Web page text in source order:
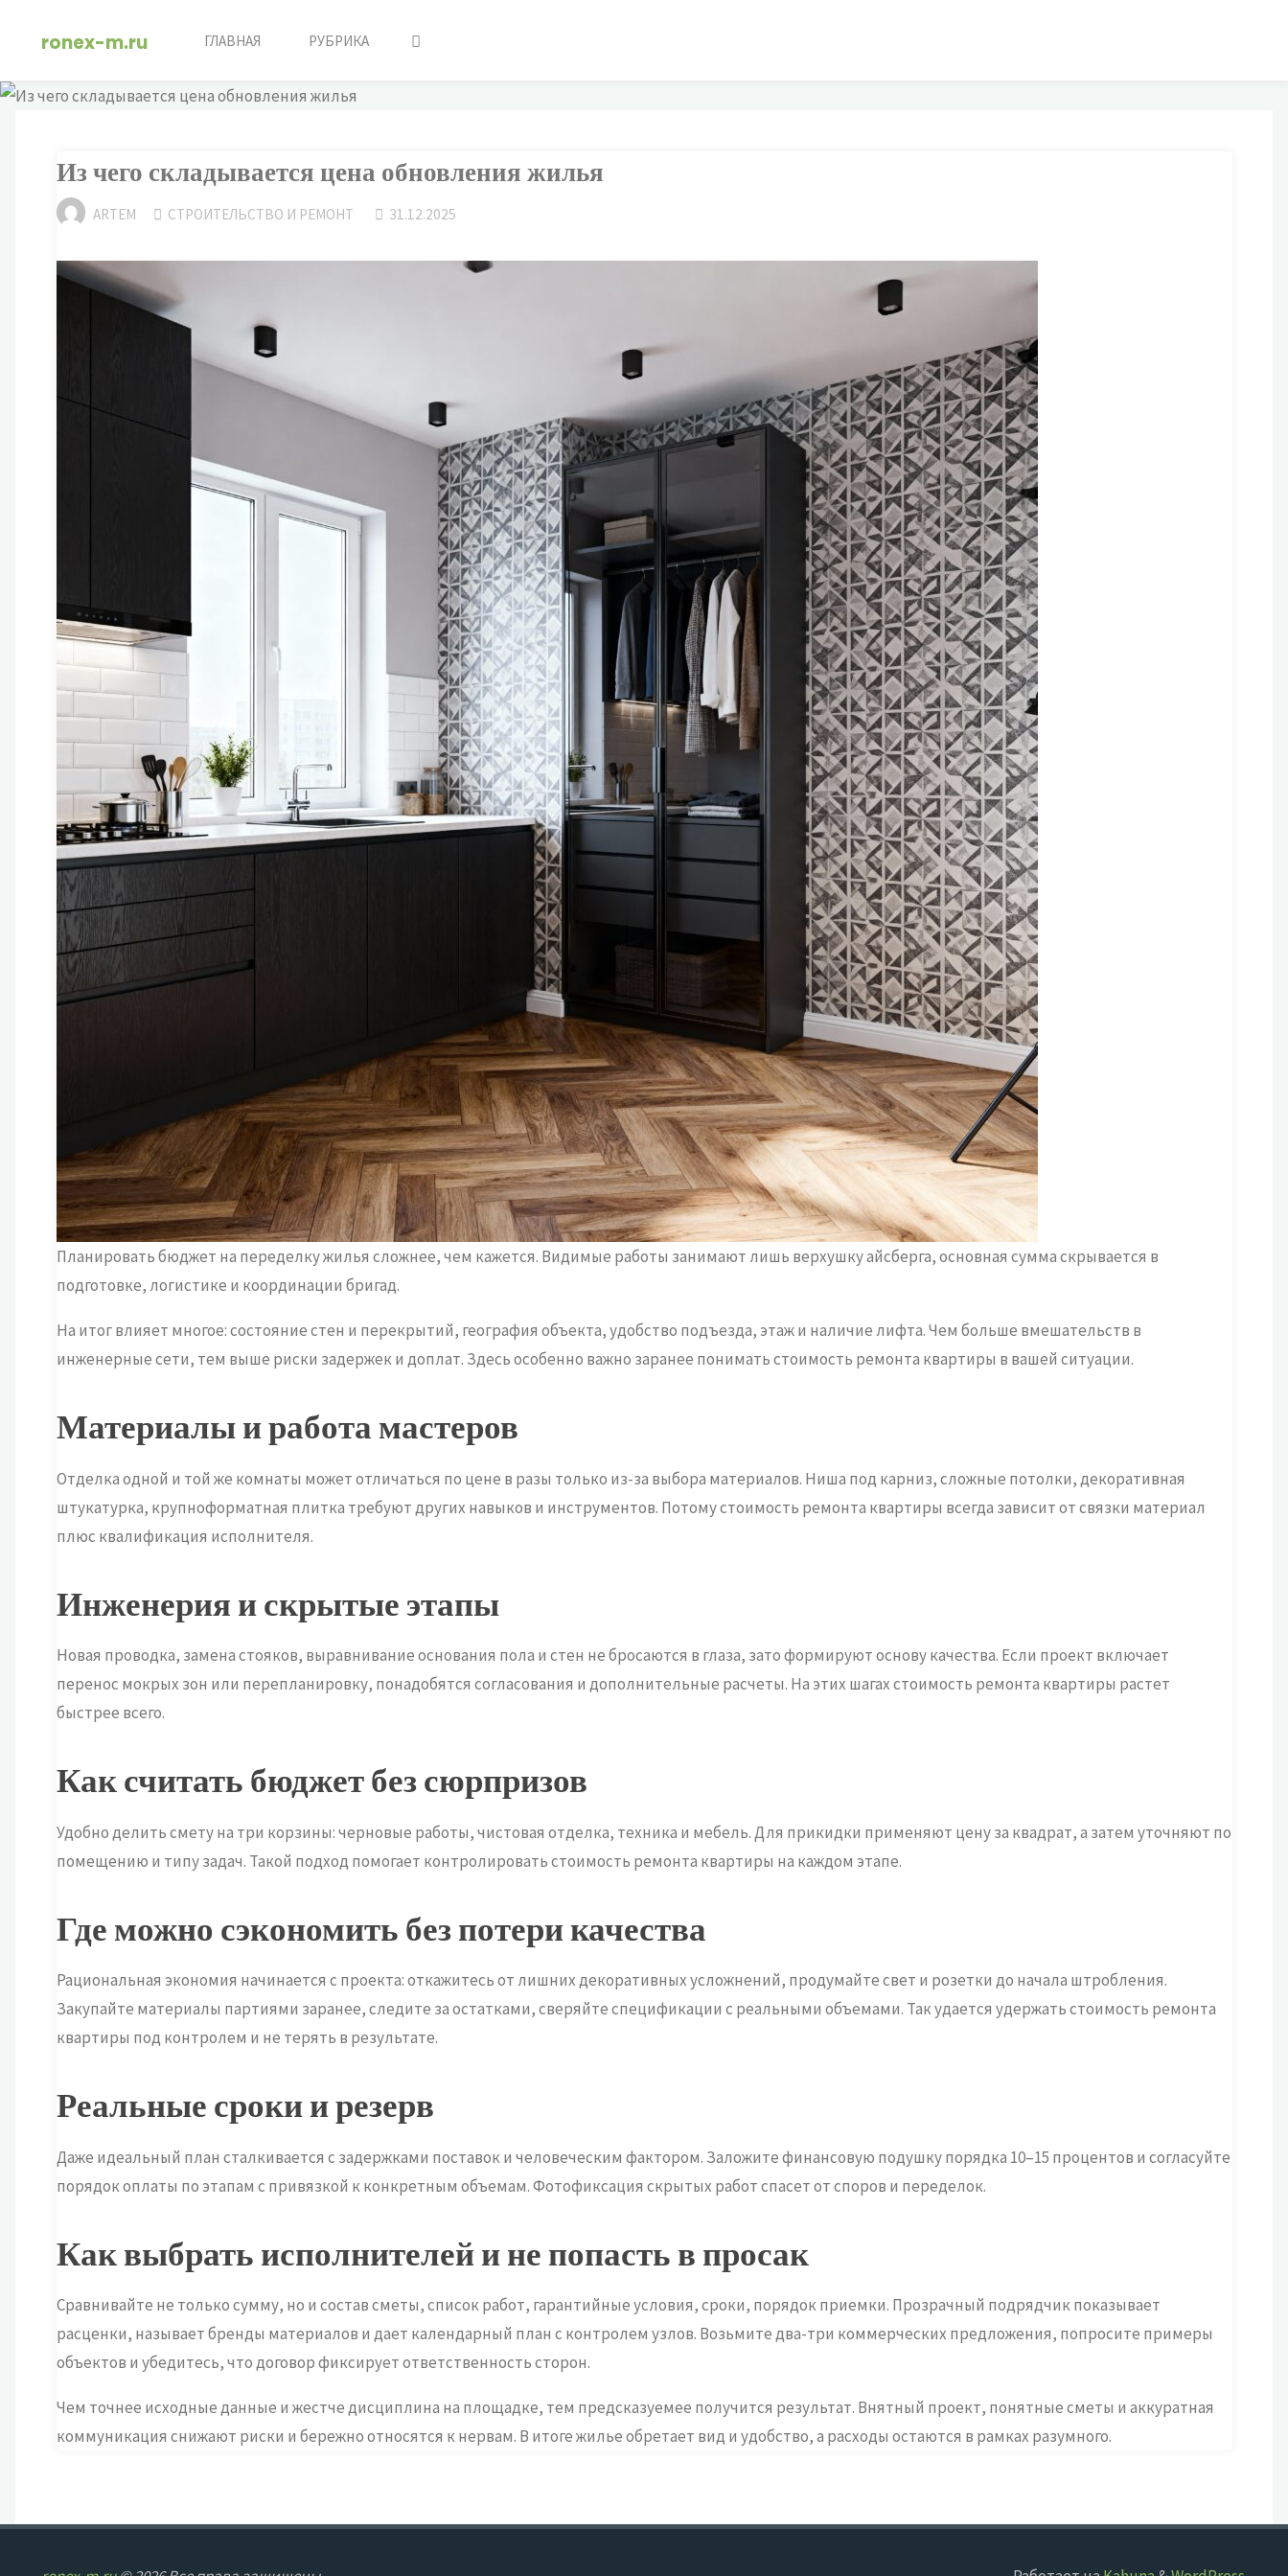
ronex-m.ru ГЛАВНАЯ РУБРИКА
Из чего складывается цена обновления жилья
ARTEM СТРОИТЕЛЬСТВО И РЕМОНТ 31.12.2025
Планировать бюджет на переделку жилья сложнее, чем кажется. Видимые работы занимают лишь верхушку айсберга, основная сумма скрывается в
подготовке, логистике и координации бригад.
На итог влияет многое: состояние стен и перекрытий, география объекта, удобство подъезда, этаж и наличие лифта. Чем больше вмешательств в
инженерные сети, тем выше риски задержек и доплат. Здесь особенно важно заранее понимать стоимость ремонта квартиры в вашей ситуации.
Материалы и работа мастеров
Отделка одной и той же комнаты может отличаться по цене в разы только из-за выбора материалов. Ниша под карниз, сложные потолки, декоративная
штукатурка, крупноформатная плитка требуют других навыков и инструментов. Потому стоимость ремонта квартиры всегда зависит от связки материал
плюс квалификация исполнителя.
Инженерия и скрытые этапы
Новая проводка, замена стояков, выравнивание основания пола и стен не бросаются в глаза, зато формируют основу качества. Если проект включает
перенос мокрых зон или перепланировку, понадобятся согласования и дополнительные расчеты. На этих шагах стоимость ремонта квартиры растет
быстрее всего.
Как считать бюджет без сюрпризов
Удобно делить смету на три корзины: черновые работы, чистовая отделка, техника и мебель. Для прикидки применяют цену за квадрат, а затем уточняют по
помещению и типу задач. Такой подход помогает контролировать стоимость ремонта квартиры на каждом этапе.
Где можно сэкономить без потери качества
Рациональная экономия начинается с проекта: откажитесь от лишних декоративных усложнений, продумайте свет и розетки до начала штробления.
Закупайте материалы партиями заранее, следите за остатками, сверяйте спецификации с реальными объемами. Так удается удержать стоимость ремонта
квартиры под контролем и не терять в результате.
Реальные сроки и резерв
Даже идеальный план сталкивается с задержками поставок и человеческим фактором. Заложите финансовую подушку порядка 10–15 процентов и согласуйте
порядок оплаты по этапам с привязкой к конкретным объемам. Фотофиксация скрытых работ спасет от споров и переделок.
Как выбрать исполнителей и не попасть в просак
Сравнивайте не только сумму, но и состав сметы, список работ, гарантийные условия, сроки, порядок приемки. Прозрачный подрядчик показывает
расценки, называет бренды материалов и дает календарный план с контролем узлов. Возьмите два-три коммерческих предложения, попросите примеры
объектов и убедитесь, что договор фиксирует ответственность сторон.
Чем точнее исходные данные и жестче дисциплина на площадке, тем предсказуемее получится результат. Внятный проект, понятные сметы и аккуратная
коммуникация снижают риски и бережно относятся к нервам. В итоге жилье обретает вид и удобство, а расходы остаются в рамках разумного.